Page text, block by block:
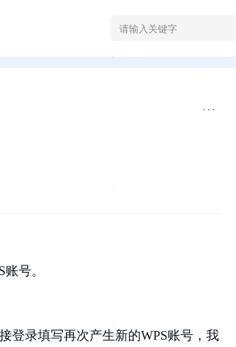
号。
登录填写再次产生新的WPS账号，我